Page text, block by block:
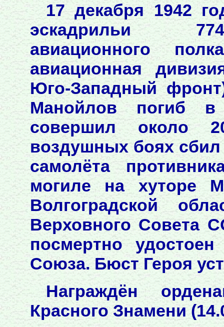
17 декабря 1942
эскадрильи
авиационного
авиационная
Юго-Западный
Манойлов погиб
совершил около
воздушных боях
самолёта
могиле на хуторе
Волгоградской
Верховного Совета
посмертно
Союза. Бюст Героя
Награждён
Красного Знамени